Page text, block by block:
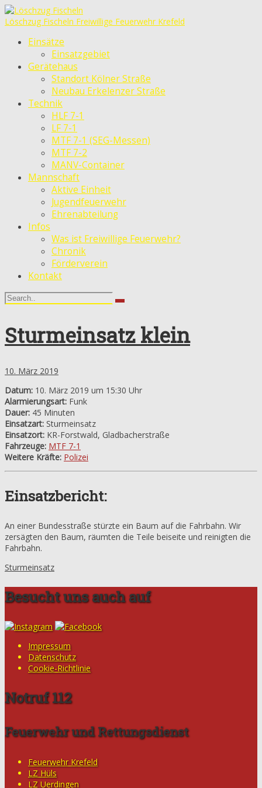
Löschzug Fischeln Freiwillige Feuerwehr Krefeld
Einsätze
Einsatzgebiet
Gerätehaus
Standort Kölner Straße
Neubau Erkelenzer Straße
Technik
HLF 7-1
LF 7-1
MTF 7-1 (SEG-Messen)
MTF 7-2
MANV-Container
Mannschaft
Aktive Einheit
Jugendfeuerwehr
Ehrenabteilung
Infos
Was ist Freiwillige Feuerwehr?
Chronik
Förderverein
Kontakt
Sturmeinsatz klein
10. März 2019
Datum: 10. März 2019 um 15:30 Uhr
Alarmierungsart: Funk
Dauer: 45 Minuten
Einsatzart: Sturmeinsatz
Einsatzort: KR-Forstwald, Gladbacherstraße
Fahrzeuge: MTF 7-1
Weitere Kräfte: Polizei
Einsatzbericht:
An einer Bundesstraße stürzte ein Baum auf die Fahrbahn. Wir
zersägten den Baum, räumten die Teile beiseite und reinigten die
Fahrbahn.
Sturmeinsatz
Besucht uns auch auf
Impressum
Datenschutz
Cookie-Richtlinie
Notruf 112
Feuerwehr und Rettungsdienst
Feuerwehr Krefeld
LZ Hüls
LZ Uerdingen